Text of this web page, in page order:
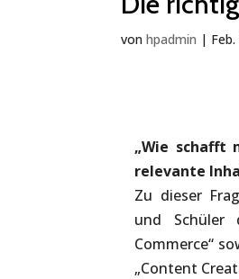
vonhpadmin |
„Wie schafft
relevante
Zu dieser
und Schüler
Commerce“
„Content